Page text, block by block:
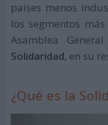
países menos
los segmentos
Asamblea
Solidaridad, en su
¿Qué es la